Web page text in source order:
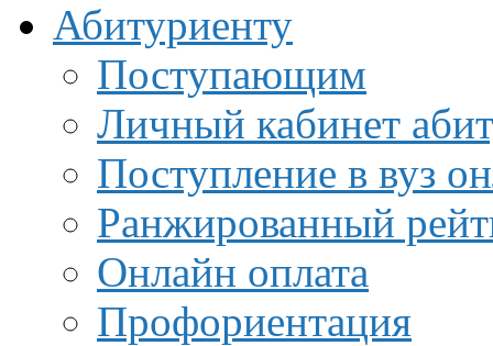
Абитуриенту
Поступающим
Личный кабинет
Поступление в вуз
Ранжированный
Онлайн оплата
Профориентация